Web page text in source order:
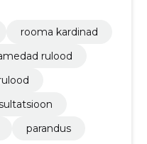
rooma kardinad
rulood
parandus